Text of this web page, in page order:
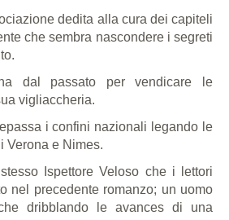
dedita alla cura dei capiteli
che sembra nascondere i segreti
dal passato per vendicare le
vigliaccheria.
i confini nazionali legando le
Verona e Nimes.
Ispettore Veloso che i lettori
nel precedente romanzo; un uomo
dribblando le avances di una